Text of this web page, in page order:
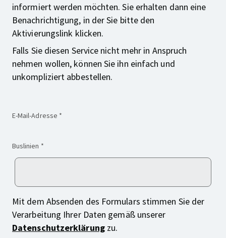
informiert werden möchten. Sie erhalten dann eine
Benachrichtigung, in der Sie bitte den
Aktivierungslink klicken.
Falls Sie diesen Service nicht mehr in Anspruch
nehmen wollen, können Sie ihn einfach und
unkompliziert abbestellen.
E-Mail-Adresse *(Pflichtfeld)
Buslinien *(Pflichtfeld)
Mit dem Absenden des Formulars stimmen Sie der
Verarbeitung Ihrer Daten gemäß unserer
Datenschutzerklärungzu.